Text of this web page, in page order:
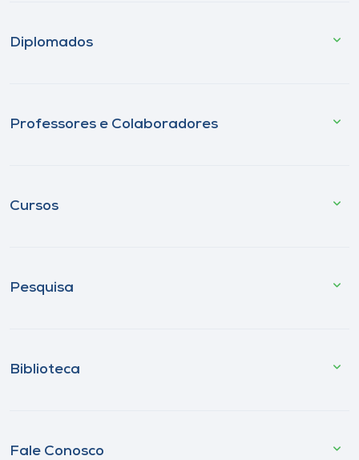
Diplomados
Professores e Colaboradores
Cursos
Pesquisa
Biblioteca
Fale Conosco